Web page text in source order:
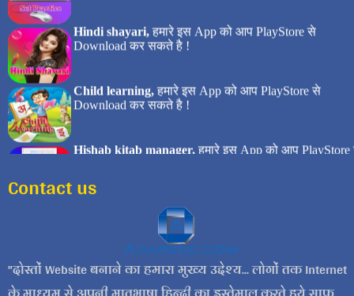
Contact us
दोस्तों Website बनाने का हमारा मुख्य उद्देश्य... लोगों तक Internet